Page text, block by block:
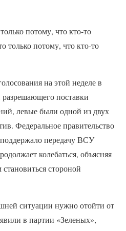
потому, что кто-то
только потому, что кто-то
на этой неделе в
разрешающего поставки
левые были одной из двух
Федеральное правительство
передачу ВСУ
колебаться, объясняя
стороной
ситуации нужно отойти от
в партии «Зеленых»,